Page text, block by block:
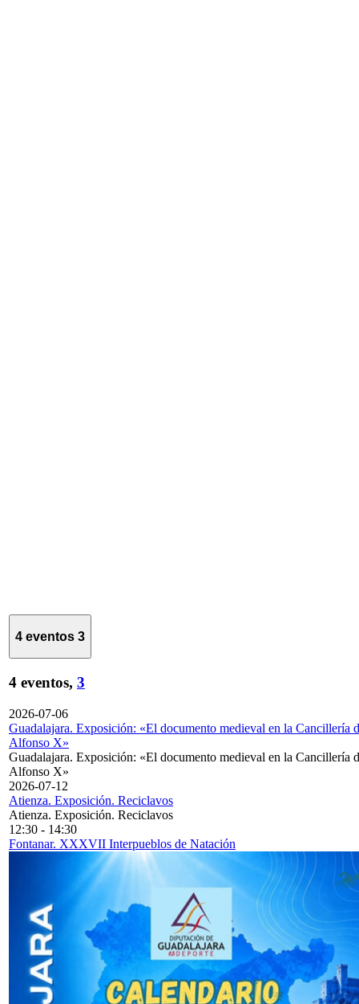
4 eventos 3
4 eventos, 3
2026-07-06
Guadalajara. Exposición: «El documento medieval en la Cancillería
Alfonso X»
Guadalajara. Exposición: «El documento medieval en la Cancillería
Alfonso X»
2026-07-12
Atienza. Exposición. Reciclavos
Atienza. Exposición. Reciclavos
12:30 - 14:30
Fontanar. XXXVII Interpueblos de Natación